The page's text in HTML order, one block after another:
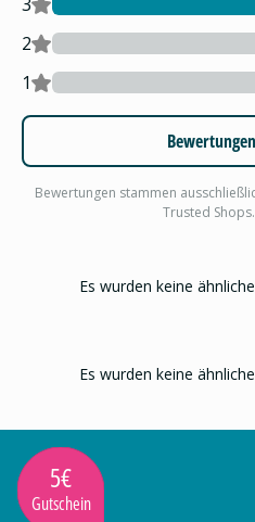
2
1
Bewertungen stammen
Trusted Shops.
Es wurden keine
Es wurden keine
5€
Gutschein